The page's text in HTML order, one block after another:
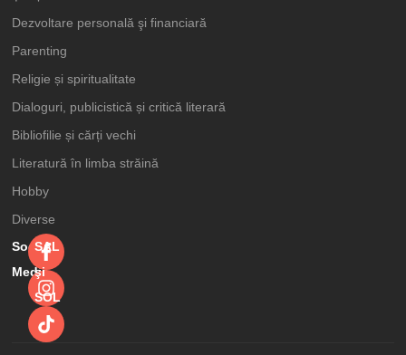
Dezvoltare personală şi financiară
Parenting
Religie și spiritualitate
Dialoguri, publicistică și critică literară
Bibliofilie și cărți vechi
Literatură în limba străină
Hobby
Diverse
Social
Media
SAL
şi
SOL